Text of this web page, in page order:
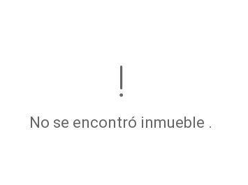
No se encontró inmueble .